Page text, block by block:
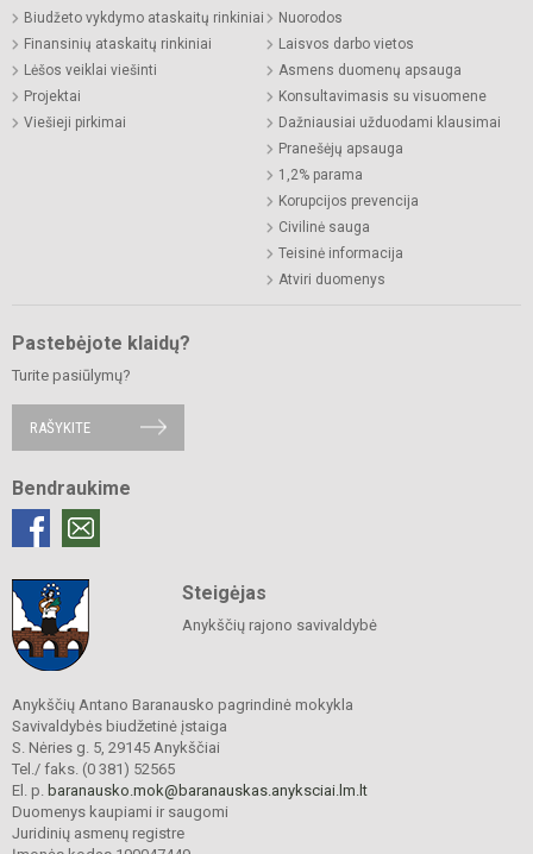
Biudžeto vykdymo ataskaitų rinkiniai
Finansinių ataskaitų rinkiniai
Lėšos veiklai viešinti
Projektai
Viešieji pirkimai
Nuorodos
Laisvos darbo vietos
Asmens duomenų apsauga
Konsultavimasis su visuomene
Dažniausiai užduodami klausimai
Pranešėjų apsauga
1,2% parama
Korupcijos prevencija
Civilinė sauga
Teisinė informacija
Atviri duomenys
Pastebėjote klaidų?
Turite pasiūlymų?
RAŠYKITE
Bendraukime
Steigėjas
Anykščių rajono savivaldybė
Anykščių Antano Baranausko pagrindinė mokykla
Savivaldybės biudžetinė įstaiga
S. Nėries g. 5, 29145 Anykščiai
Tel./ faks. (0 381) 52565
El. p. baranausko.mok@baranauskas.anyksciai.lm.lt
Duomenys kaupiami ir saugomi
Juridinių asmenų registre